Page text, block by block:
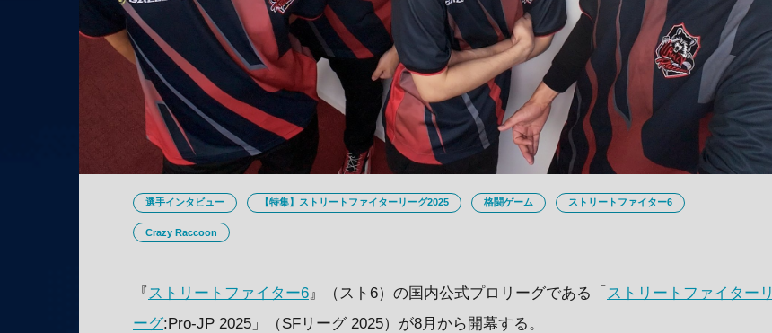
選手インタビュー 【特集】ストリートファイターリーグ2025 格闘ゲーム ストリートファイター6
Crazy Raccoon
『 ストリートファイター6』（スト6）の国内公式プロリーグである「 ストリートファイターリ
ーグ:Pro-JP 2025」（SFリーグ 2025）が8月から開幕する。